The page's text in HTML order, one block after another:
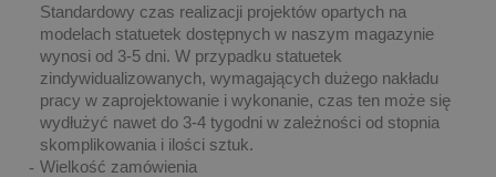
Standardowy czas realizacji projektów opartych na
modelach statuetek dostępnych w naszym magazynie
wynosi od 3-5 dni. W przypadku statuetek
zindywidualizowanych, wymagających dużego nakładu
pracy w zaprojektowanie i wykonanie, czas ten może się
wydłużyć nawet do 3-4 tygodni w zależności od stopnia
skomplikowania i ilości sztuk.
Wielkość zamówienia